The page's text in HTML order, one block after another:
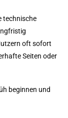
technische
oft sofort
Seiten oder
beginnen und